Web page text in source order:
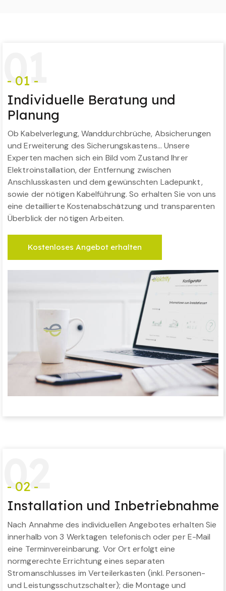
01
- 01 -
Individuelle Beratung und
Planung
Ob Kabelverlegung, Wanddurchbrüche, Absicherungen
und Erweiterung des Sicherungskastens… Unsere
Experten machen sich ein Bild vom Zustand Ihrer
Elektroinstallation, der Entfernung zwischen
Anschlusskasten und dem gewünschten Ladepunkt,
sowie der nötigen Kabelführung. So erhalten Sie von uns
eine detaillierte Kostenabschätzung und transparenten
Überblick der nötigen Arbeiten.
Kostenloses Angebot erhalten
02
- 02 -
Installation und Inbetriebnahme
Nach Annahme des individuellen Angebotes erhalten Sie
innerhalb von 3 Werktagen telefonisch oder per E-Mail
eine Terminvereinbarung. Vor Ort erfolgt eine
normgerechte Errichtung eines separaten
Stromanschlusses im Verteilerkasten (inkl. Personen-
und Leistungsschutzschalter); die Montage und